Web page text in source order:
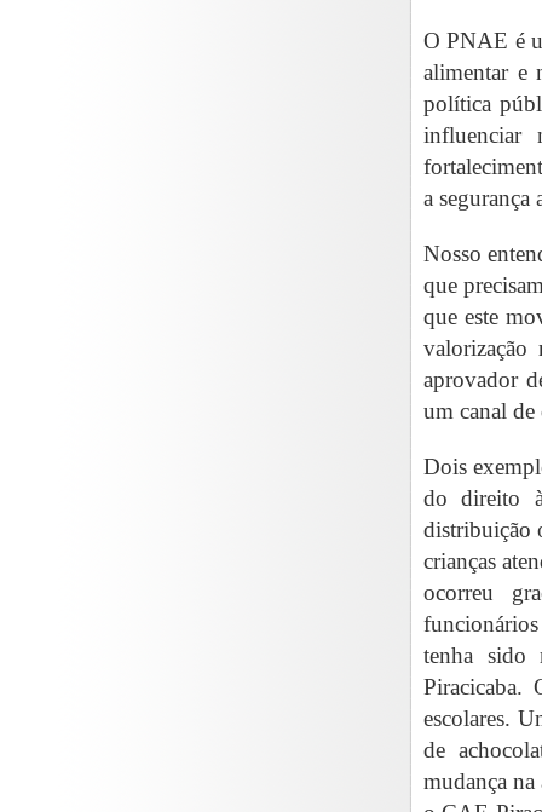
O PNAE é
alimentar e
política
influenciar
a
Nosso
que
que este
aprovador
um canal
Dois
do direito
distribuição
crianças
ocorreu
funcionários
tenha sido
Piracicaba.
escolares.
de
mudança